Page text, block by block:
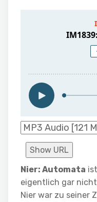
Show URL
Nier: Automata
eigentlich gar
Nier war zu seiner